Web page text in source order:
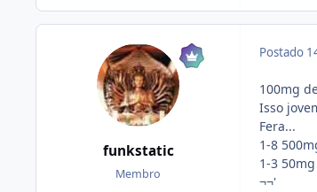
funkstatic
Membro
Postado
100mg
Isso
Fera...
1-8
1-3
¬¬'